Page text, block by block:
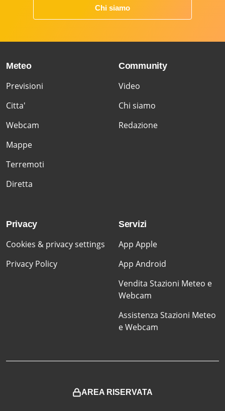
Chi siamo
Meteo
Previsioni
Citta'
Webcam
Mappe
Terremoti
Diretta
Community
Video
Chi siamo
Redazione
Privacy
Cookies & privacy settings
Privacy Policy
Servizi
App Apple
App Android
Vendita Stazioni Meteo e
Webcam
Assistenza Stazioni Meteo
e Webcam
AREA RISERVATA